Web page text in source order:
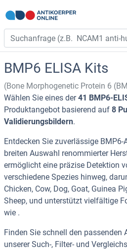
BMP6 ELISA Kits
(Bone Morphogenetic Protein 6
Wählen Sie eines der41 BMP6-
Produktangebot basierend auf 8
Validierungsbildern.
Entdecken Sie zuverlässige
breiten Auswahl renommierter
ermöglicht eine präzise Detektion
verschiedene Spezies hinweg,
Chicken, Cow, Dog, Goat, Guinea
Sheep, und unterstützt vielfältige
wie .
Finden Sie schnell den passenden
unserer Such-, Filter- und